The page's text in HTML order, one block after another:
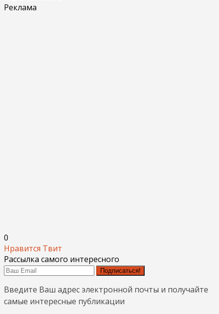
Реклама
0
Нравится Твит
Рассылка самого интересного
Подписаться!
Введите Ваш адрес электронной почты и получайте
самые интересные публикации